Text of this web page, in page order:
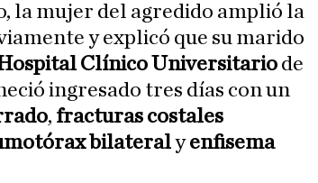
la mujer del agredido amplió la
y explicó que su marido
Clínico Universitario de
ingresado tres días con un
, fracturas costales
bilateralyenfisema